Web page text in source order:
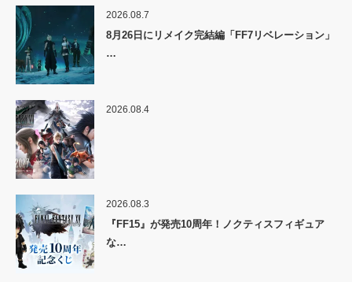
2026.08.7
8月26日にリメイク完結編「FF7リベレーション」
…
2026.08.4
2026.08.3
『FF15』が発売10周年！ノクティスフィギュア
な…